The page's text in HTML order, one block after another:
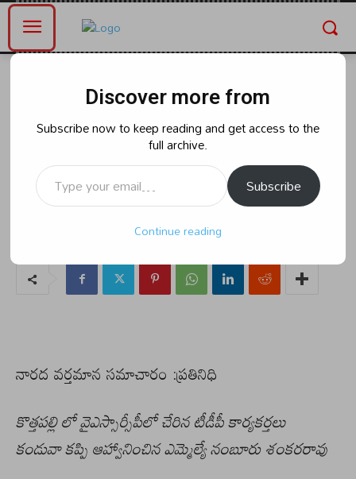
రాజకీయం
కొత్తపల్లి లో వైఎస్సార్సీపీలో చేరిన టీడీపీ
కార్యకర్తలుకండువా కప్పి ఆహ్వానించిన
ఎమ్మెల్యే: నంబూరు శంకరరావు :
Tuesday, April 9, 2024 5:05 pm
నారద వర్తమాన సమాచారం :ప్రతినిధి
కొత్తపల్లి లో వైఎస్సార్సీపీలో చేరిన టీడీపీ కార్యకర్తలు
కండువా కప్పి ఆహ్వానించిన ఎమ్మెల్యే నంబూరు శంకరరావు
Discover more from
Subscribe now to keep reading and get access to the
full archive.
Type your email…
Subscribe
Continue reading